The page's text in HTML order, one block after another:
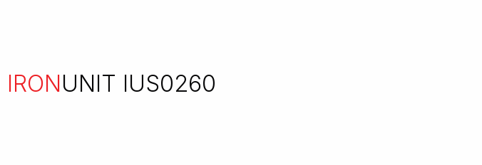
IRONUNIT IUS0260